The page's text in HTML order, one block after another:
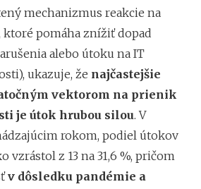
mechanizmus reakcie na
pomáha znížiť dopad
alebo útoku na IT
ukazuje, že najčastejšie
vektorom na prienik
je útok hrubou silou. V
rokom, podiel útokov
vzrástol z 13 na 31,6 %, pričom
v dôsledku pandémie a